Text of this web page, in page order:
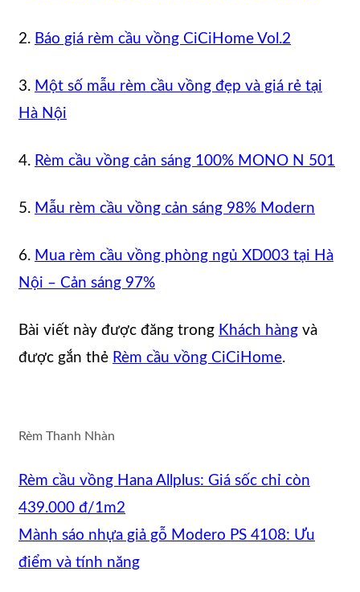
2. Báo giá rèm cầu vồng CiCiHome Vol.2
3. Một số mẫu rèm cầu vồng đẹp và giá rẻ tại
Hà Nội
4. Rèm cầu vồng cản sáng 100% MONO N 501
5. Mẫu rèm cầu vồng cản sáng 98% Modern
6. Mua rèm cầu vồng phòng ngủ XD003 tại Hà
Nội – Cản sáng 97%
Bài viết này được đăng trong Khách hàng và
được gắn thẻ Rèm cầu vồng CiCiHome.
Rèm Thanh Nhàn
Rèm cầu vồng Hana Allplus: Giá sốc chỉ còn
439.000 đ/1m2
Mành sáo nhựa giả gỗ Modero PS 4108: Ưu
điểm và tính năng